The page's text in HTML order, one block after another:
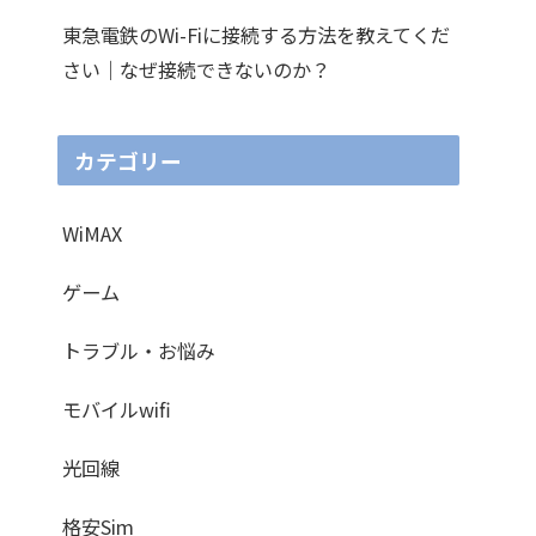
東急電鉄のWi-Fiに接続する方法を教えてくだ
さい｜なぜ接続できないのか？
カテゴリー
WiMAX
ゲーム
トラブル・お悩み
モバイルwifi
光回線
格安Sim